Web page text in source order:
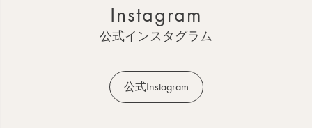
Instagram
公式インスタグラム
公式Instagram